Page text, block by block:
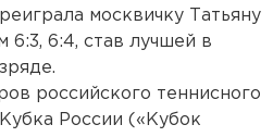
москвичку Татьяну
6:3, 6:4, став лучшей в
российского теннисного
России («Кубок